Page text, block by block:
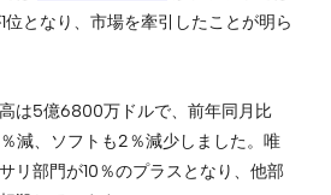
位となり、市場を牽引したことが明ら
は5億6800万ドルで、前年同月比
減、ソフトも2％減少しました。唯
リ部門が10％のプラスとなり、他部